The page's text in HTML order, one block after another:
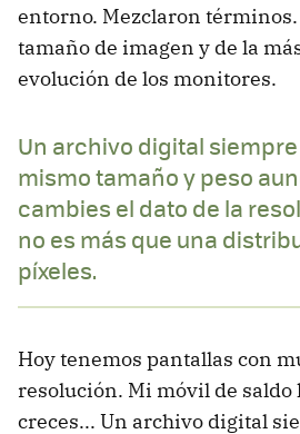
entorno. Mezclaron
tamaño de imagen y de la
evolución de los monitores.
Un archivo digital
mismo tamaño y peso
cambies el dato de la
no es más que una
píxeles.
Hoy tenemos pantallas con
resolución. Mi móvil de saldo
creces... Un archivo digital